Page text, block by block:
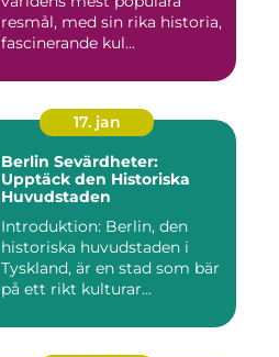
resmål, med sin rika historia,
fascinerande kul...
17. jan
Berlin Sevärdheter:
Upptäck den Historiska
Huvudstaden
Introduktion: Berlin, den
historiska huvudstaden i
Tyskland, är en stad som bär
på ett rikt kulturar...